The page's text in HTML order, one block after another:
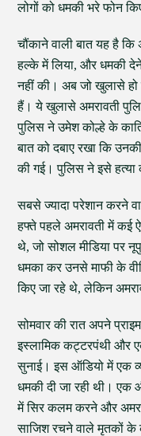
लोगों को धमकी भरे फोन
चौंकाने वाली बात यह है कि
हल्के में लिया, और धमकी देने
नहीं की। अब जो खुलासे हो
हैं। ये खुलासे अमरावती
पुलिस ने उमेश कोल्हे के
बात को दबाए रखा कि
की गई। पुलिस ने इसे
सबसे ज्यादा परेशान करने
हफ्ते पहले अमरावती में कई
थे, जो सोशल मीडिया पर
धमका कर उनसे माफी के
किए जा रहे थे, लेकिन
सोमवार की रात अपने
इस्लामिक कट्टरपंथी और
सुनाई। इस ऑडियो में एक
धमकी दी जा रही थी। एक
में सिर कलम करने और
साजिश रचने वाले मृतकों के